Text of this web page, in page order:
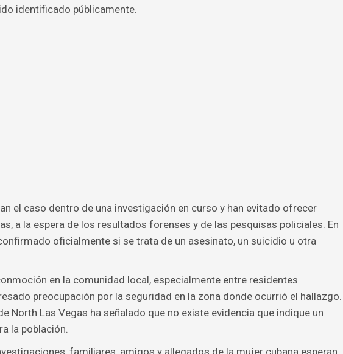
identificado públicamente.
el caso dentro de una investigación en curso y han evitado ofrecer
a la espera de los resultados forenses y de las pesquisas policiales. En
oficialmente si se trata de un asesinato, un suicidio u otra
en la comunidad local, especialmente entre residentes
preocupación por la seguridad en la zona donde ocurrió el hallazgo.
North Las Vegas ha señalado que no existe evidencia que indique un
la población.